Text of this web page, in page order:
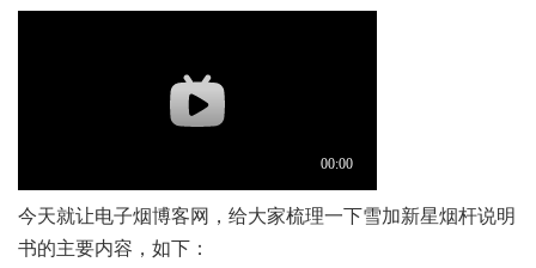
今天就让电子烟博客网，给大家梳理一下雪加新星烟杆说明
书的主要内容，如下：